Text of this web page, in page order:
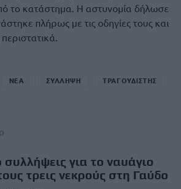
το κατάστημα. Η αστυνομία δήλωσε
πλήρως με τις οδηγίες τους και
ΝΕΑ ΣΥΛΛΗΨΗ ΤΡΑΓΟΥΔΙΣΤΗΣ
για το ναυάγιο
τρεις νεκρούς στη Γαύδο